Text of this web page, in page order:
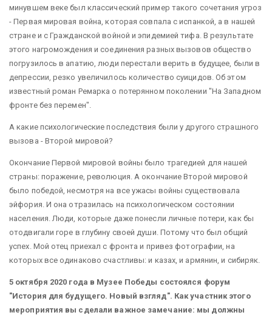
минувшем веке был классический пример такого сочетания угроз
- Первая мировая война, которая совпала с испанкой, а в нашей
стране и с Гражданской войной и эпидемией тифа. В результате
этого нагромождения и соединения разных вызовов общество
погрузилось в апатию, люди перестали верить в будущее, были в
депрессии, резко увеличилось количество суицидов. Об этом
известный роман Ремарка о потерянном поколении "На Западном
фронте без перемен".
А какие психологические последствия были у другого страшного
вызова - Второй мировой?
Окончание Первой мировой войны было трагедией для нашей
страны: поражение, революция. А окончание Второй мировой
было победой, несмотря на все ужасы войны существовала
эйфория. И она отразилась на психологическом состоянии
населения. Люди, которые даже понесли личные потери, как бы
отодвигали горе в глубину своей души. Потому что был общий
успех. Мой отец приехал с фронта и привез фотографии, на
которых все одинаково счастливы: и казах, и армянин, и сибиряк.
5 октября 2020 года в Музее Победы состоялся форум
"История для будущего. Новый взгляд". Как участник этого
мероприятия вы сделали важное замечание: мы должны